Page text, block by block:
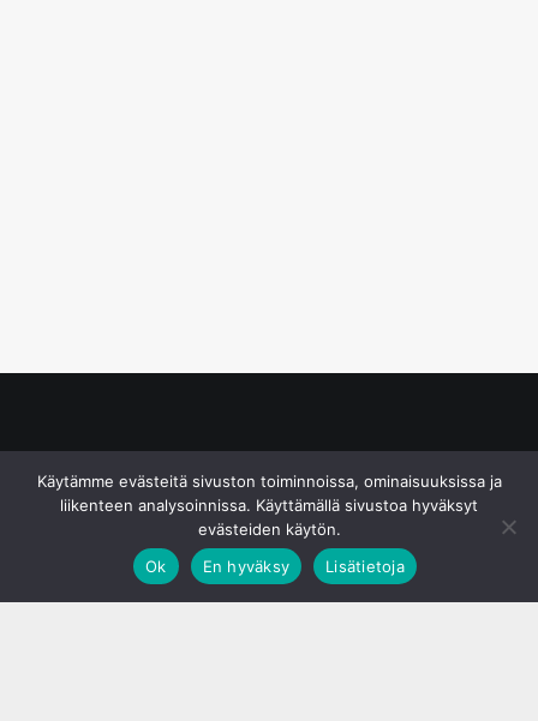
Käytämme evästeitä sivuston toiminnoissa, ominaisuuksissa ja
liikenteen analysoinnissa. Käyttämällä sivustoa hyväksyt
evästeiden käytön.
Ok
En hyväksy Lisätietoja